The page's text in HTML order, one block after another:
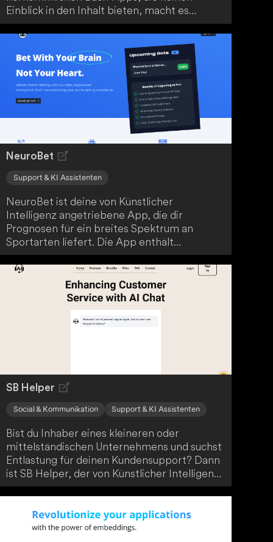
Einblick in den Inhalt bieten, macht es
iChatBook dir einfacher, direkt mit deinen
Büchern zu kommunizieren. Andere Apps
ermöglichen zwar das Chatten mit Dateien,
aber iChatBook hebt sich davon ab.
NeuroBet
Support & KI Assistenten
NeuroBet ist deine von Künstlicher
Intelligenz angetriebene App, die dir
Prognosen für ein breites Spektrum an
Sportarten liefert. Die App enthält
Wettwerkzeuge, die dir einen Vorteil
gegenüber den Sportwettenanbietern
verschaffen sollen. Lass dich von NeuroBet
dabei unterstützen, deine Chancen beim
Wetten zu erhöhen.
SB Helper
Social & Kommunikation Support & KI Assistenten
Bist du Inhaber eines kleineren oder
mittelständischen Unternehmens und suchst
Entlastung für deinen Kundensupport? Dann
ist SB Helper, der von Künstlicher Intelligenz
angetriebene Support-Chat, genau das
Richtige für dich! Die Einrichtung ist äußerst
unkompliziert und spürbar entlastend für
dich oder dein Kundensupport-Team.